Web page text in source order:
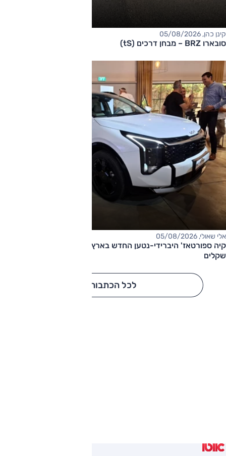
קינן כהן, 05/08/2026
סובארו BRZ – מבחן דרכים (tS)
אלי שאולי, 05/08/2026
שקלים
לכל הכתבות